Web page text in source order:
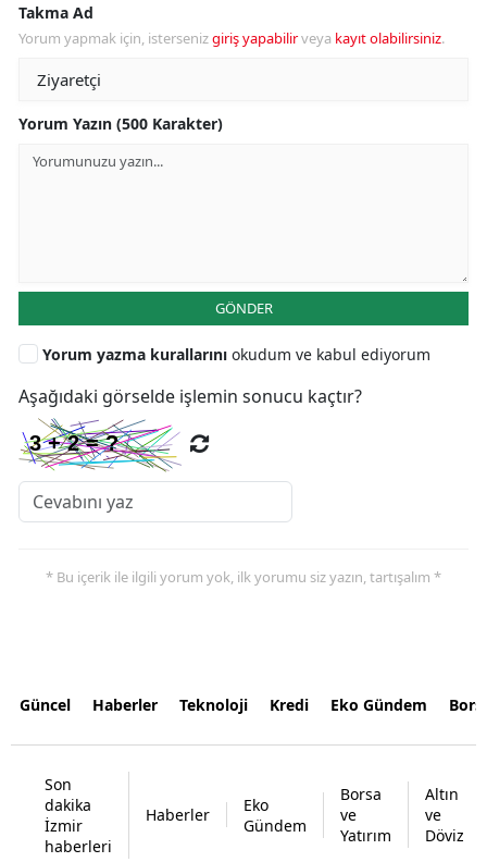
Takma Ad
Yorum yapmak için, istersenizgiriş yapabilirveya kayıt olabilirsiniz.
Yorum Yazın (500 Karakter)
GÖNDER
Yorum yazma kurallarını okudum ve kabul ediyorum
Aşağıdaki görselde işlemin sonucu kaçtır?
* Bu içerik ile ilgili yorum yok, ilk yorumu siz yazın, tartışalım *
Güncel Haberler Teknoloji Kredi Eko Gündem
Son
dakika
İzmir
haberleri
Haberler
Eko
Gündem
Borsa
ve
Yatırım
Altın
ve
Döviz